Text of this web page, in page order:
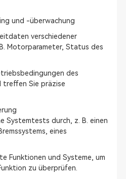
und -überwachung
verschiedener
Motorparameter, Status des
des
treffen Sie präzise
Systemtests durch, z. B. einen
eines
Funktionen und Systeme, um
zu überprüfen.